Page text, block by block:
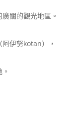
闊的觀光地區。
伊努kotan），